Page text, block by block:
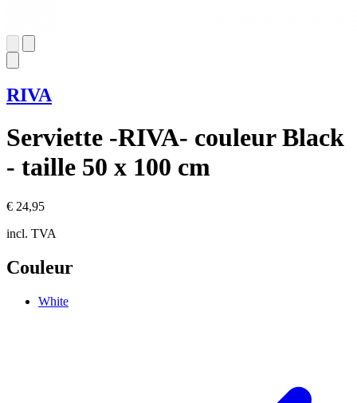
RIVA
Serviette -RIVA- couleur Black
- taille 50 x 100 cm
€ 24,95
incl. TVA
Couleur
White